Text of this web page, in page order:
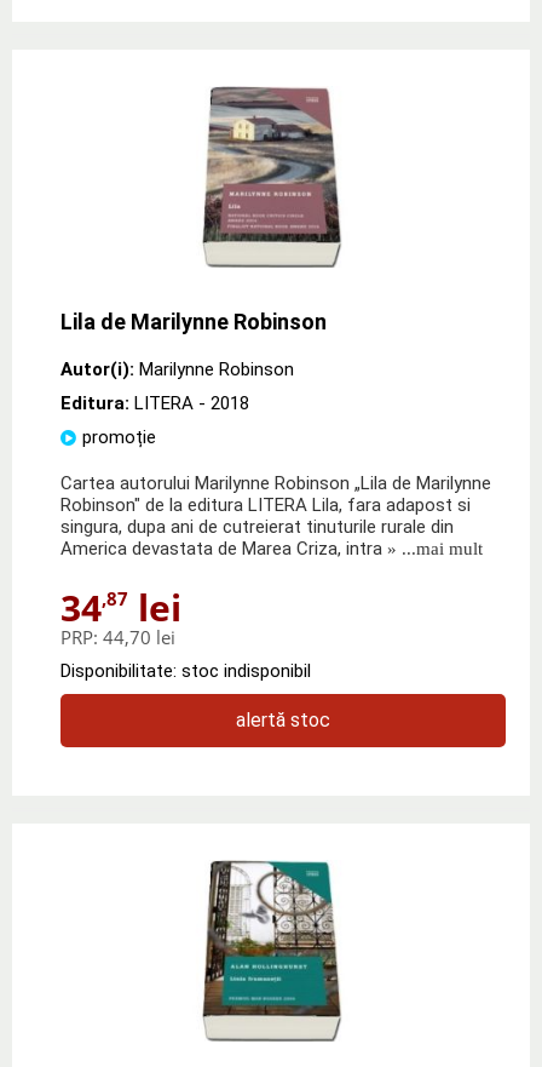
Lila de Marilynne Robinson
Autor(i): Marilynne Robinson
Editura: LITERA - 2018
promoție
Cartea autorului Marilynne Robinson „Lila de Marilynne
Robinson" de la editura LITERA Lila, fara adapost si
singura, dupa ani de cutreierat tinuturile rurale din
America devastata de Marea Criza, intra » ...mai mult
34,87 lei
PRP: 44,70 lei
Disponibilitate: stoc indisponibil
alertă stoc